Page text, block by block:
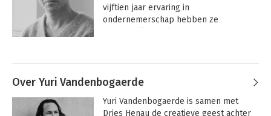
vijftien jaar ervaring in
ondernemerschap hebben ze
bij merkontwikkeling en klantbeleving.
om hun frisse kijk op branding en hun
Over Yuri Vandenbogaerde
Yuri Vandenbogaerde is samen met
Dries Henau de creatieve geest achter